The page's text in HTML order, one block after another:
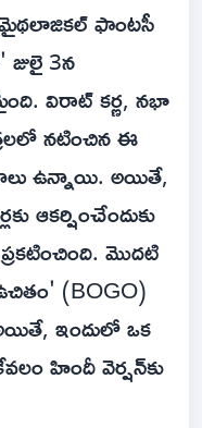
ఫాంటసీ
జులై 3న
విరాట్ కర్ణ, నభా
నటించిన ఈ
ఉన్నాయి. అయితే,
ఆకర్షించేందుకు
ప్రకటించింది. మొదటి
(BOGO)
అయితే, ఇందులో ఒక
హిందీ వెర్షన్‌కు